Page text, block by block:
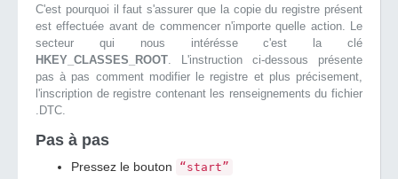
C'est pourquoi il faut s'assurer que la copie du registre présent
est effectuée avant de commencer n'importe quelle action. Le
secteur qui nous intérésse c'est la clé
HKEY_CLASSES_ROOT. L'instruction ci-dessous présente
pas à pas comment modifier le registre et plus précisement,
l'inscription de registre contenant les renseignements du fichier
.DTC.
Pas à pas
Pressez le bouton “start”